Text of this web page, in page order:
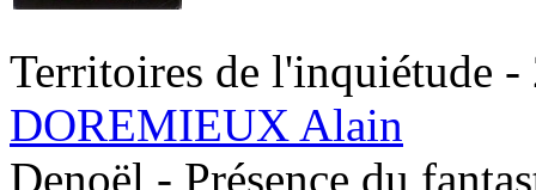
Territoires de l'inquiétude -
DOREMIEUX Alain
Denoël - Présence du